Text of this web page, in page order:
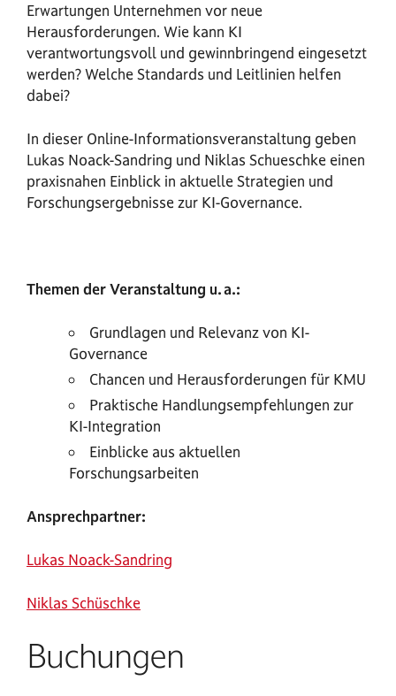
Erwartungen Unternehmen vor neue
Herausforderungen. Wie kann KI
verantwortungsvoll und gewinnbringend eingesetzt
werden? Welche Standards und Leitlinien helfen
dabei?
In dieser Online-Informationsveranstaltung geben
Lukas Noack-Sandring und Niklas Schueschke einen
praxisnahen Einblick in aktuelle Strategien und
Forschungsergebnisse zur KI-Governance.
Themen der Veranstaltung u.a.:
Grundlagen und Relevanz von KI-
Governance
Chancen und Herausforderungen für KMU
Praktische Handlungsempfehlungen zur
KI-Integration
Einblicke aus aktuellen
Forschungsarbeiten
Ansprechpartner:
Lukas Noack-Sandring
Niklas Schüschke
Buchungen